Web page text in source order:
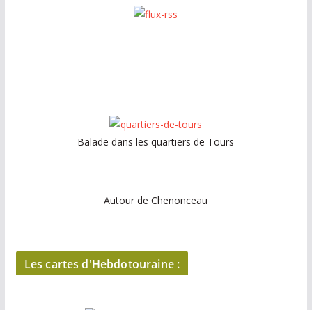
Balade dans les quartiers de Tours
Autour de Chenonceau
Les cartes d'Hebdotouraine :